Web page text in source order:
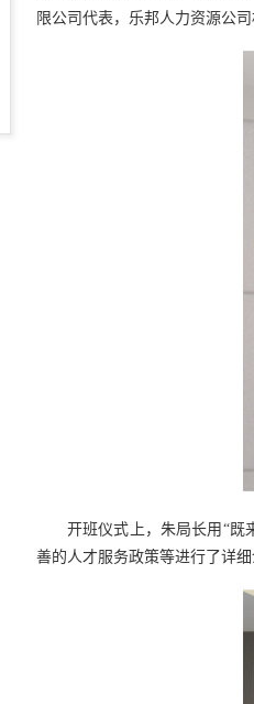
限公司代表，乐邦人力资源公
开班仪式上，朱局长用“既
善的人才服务政策等进行了详